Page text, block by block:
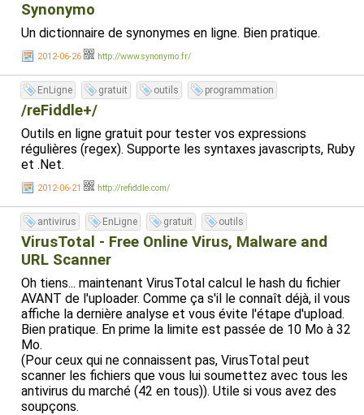
Synonymo
Un dictionnaire de synonymes en ligne. Bien pratique.
2012-06-26 http://www.synonymo.fr/
EnLigne gratuit outils programmation
/reFiddle+/
Outils en ligne gratuit pour tester vos expressions
régulières (regex). Supporte les syntaxes javascripts, Ruby
et .Net.
2012-06-21 http://refiddle.com/
antivirus EnLigne gratuit outils
VirusTotal - Free Online Virus, Malware and
URL Scanner
Oh tiens... maintenant VirusTotal calcul le hash du fichier
AVANT de l'uploader. Comme ça s'il le connaît déjà, il vous
affiche la dernière analyse et vous évite l'étape d'upload.
Bien pratique. En prime la limite est passée de 10 Mo à 32
Mo.
(Pour ceux qui ne connaissent pas, VirusTotal peut
scanner les fichiers que vous lui soumettez avec tous les
antivirus du marché (42 en tous)). Utile si vous avez des
soupçons.